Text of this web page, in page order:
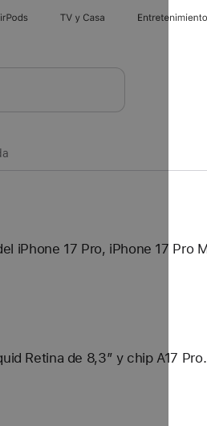
TV y Casa Entretenimiento
17 Pro, iPhone 17 Pro
Retina de 8,3″ y chip A17